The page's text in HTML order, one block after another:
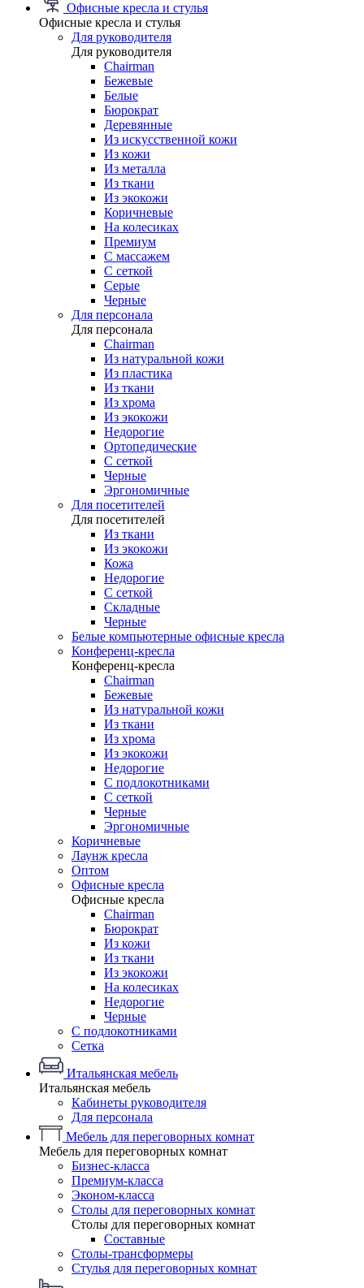
Офисные кресла и стулья
Офисные кресла и стулья
Для руководителя
Для руководителя
Chairman
Бежевые
Белые
Бюрократ
Деревянные
Из искусственной кожи
Из кожи
Из металла
Из ткани
Из экокожи
Коричневые
На колесиках
Премиум
С массажем
С сеткой
Серые
Черные
Для персонала
Для персонала
Chairman
Из натуральной кожи
Из пластика
Из ткани
Из хрома
Из экокожи
Недорогие
Ортопедические
С сеткой
Черные
Эргономичные
Для посетителей
Для посетителей
Из ткани
Из экокожи
Кожа
Недорогие
С сеткой
Складные
Черные
Белые компьютерные офисные кресла
Конференц-кресла
Конференц-кресла
Chairman
Бежевые
Из натуральной кожи
Из ткани
Из хрома
Из экокожи
Недорогие
С подлокотниками
С сеткой
Черные
Эргономичные
Коричневые
Лаунж кресла
Оптом
Офисные кресла
Офисные кресла
Chairman
Бюрократ
Из кожи
Из ткани
Из экокожи
На колесиках
Недорогие
Черные
С подлокотниками
Сетка
Итальянская мебель
Итальянская мебель
Кабинеты руководителя
Для персонала
Мебель для переговорных комнат
Мебель для переговорных комнат
Бизнес-класса
Премиум-класса
Эконом-класса
Столы для переговорных комнат
Столы для переговорных комнат
Составные
Столы-трансформеры
Стулья для переговорных комнат